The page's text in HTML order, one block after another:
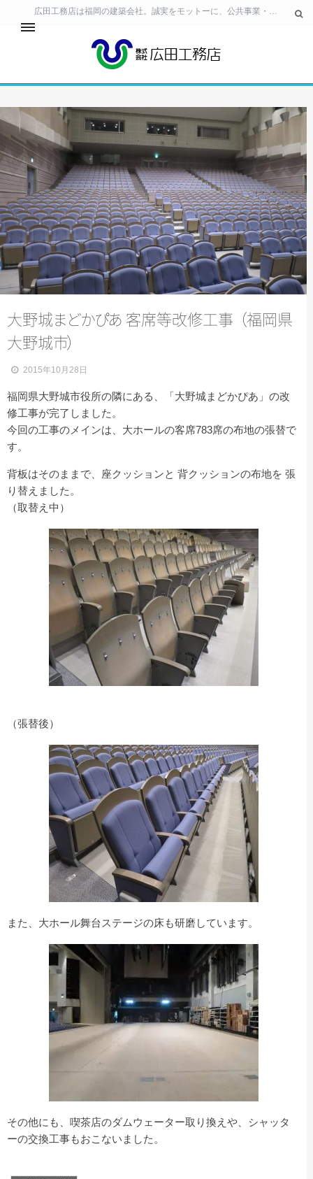
広田工務店は福岡の建築会社。誠実をモットーに、公共事業・民間ビル・住宅の建築 工事から、生活空間の提案・土地活用のご相談まで、幅広いニーズに対応しています。
事業所・工場・テナント
個人住宅
お客様相談室
会社情報
採用情報
大野城ま どかぴあ 客席等改修工事（福岡県
大野城市）
2015年10月28日
福岡県大野城市役所の隣にある、「大野城まどかぴあ」の改
修工事が完了しました。
今回の工事のメインは、大ホールの客席783席の布地の張替で
す。
背板はそのままで、座クッションと 背クッションの布地を 張
り替えました。
（取替え中）
（張替後）
また、大ホール舞台ステージの床も研磨しています。
その他にも、喫茶店のダムウェーター取り換えや、シャッタ
ーの交換工事もおこないました。